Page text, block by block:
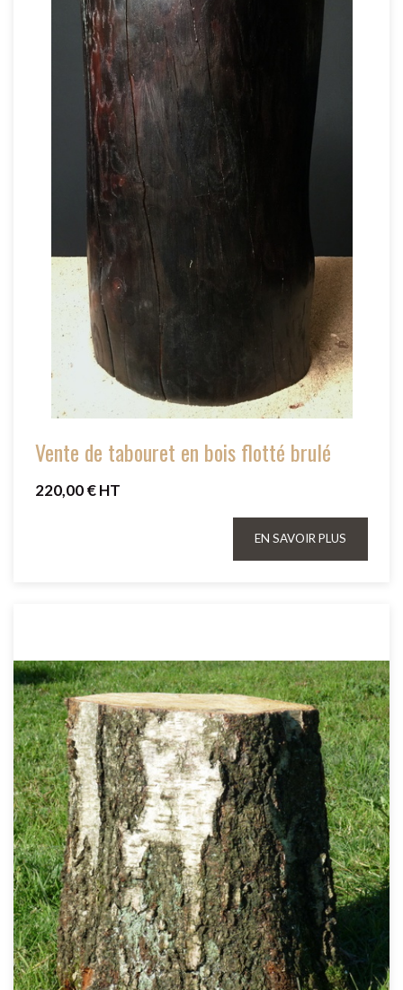
Vente de tabouret en bois flotté brulé
220,00 € HT
EN SAVOIR PLUS